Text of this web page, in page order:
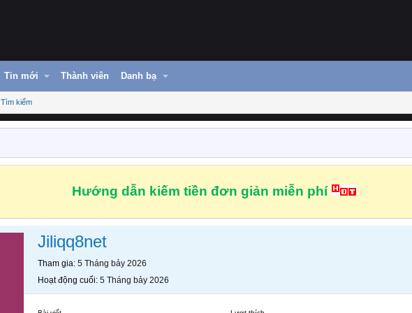
Tin mới Thành viên Danh bạ
Tìm kiếm
Hướng dẫn kiếm tiền đơn giản miễn phí
Jiliqq8net
Tham gia 5 Tháng bảy 2026
Hoạt động cuối 5 Tháng bảy 2026